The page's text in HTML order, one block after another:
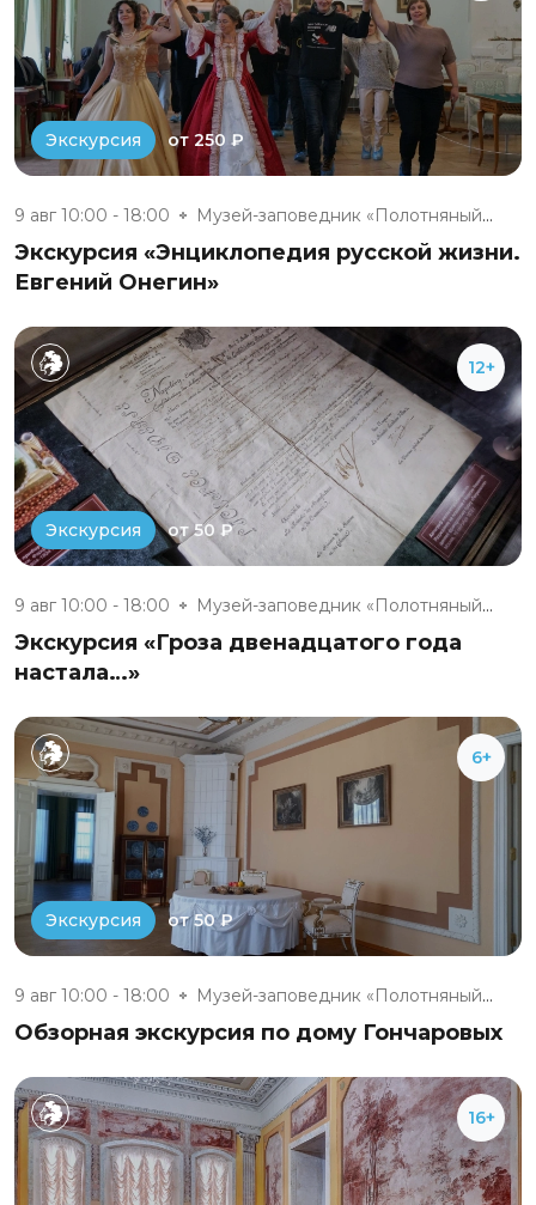
Экскурсия от 250 ₽
9 авг 10:00 - 18:00 Музей-заповедник «Полотняный З...
Экскурсия «Энциклопедия русской жизни.
Евгений Онегин»
12+
Экскурсия от 50 ₽
9 авг 10:00 - 18:00 Музей-заповедник «Полотняный З...
Экскурсия «Гроза двенадцатого года
настала…»
6+
Экскурсия от 50 ₽
9 авг 10:00 - 18:00 Музей-заповедник «Полотняный З...
Обзорная экскурсия по дому Гончаровых
16+